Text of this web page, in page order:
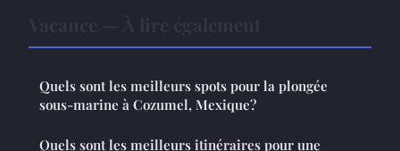
Quels sont les meilleurs spots pour la plongée
sous-marine à Cozumel, Mexique?
Quels sont les meilleurs itinéraires pour une